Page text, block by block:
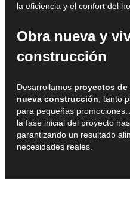
la eficiencia y el confort del
Obra nueva y
construcción
Desarrollamos proyectos
nueva construcción , tanto
para pequeñas
la fase inicial del proyecto
garantizando un resultado
necesidades reales.